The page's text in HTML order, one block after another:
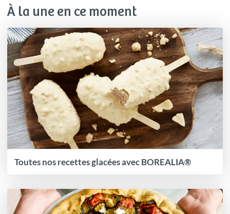
À la une en ce moment
Toutes nos recettes glacées avec BOREALIA®